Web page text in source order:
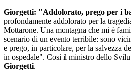
Giorgetti: "Addolorato, prego per i
profondamente addolorato per la
Mottarone. Una montagna che mi è
scenario di un evento terribile: sono
e prego, in particolare, per la salvezza
in ospedale". Così il ministro dello
Giorgetti.